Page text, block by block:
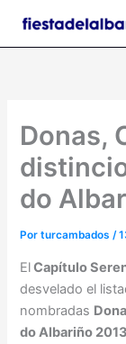
contenido
Donas,
do
Porturcambados/
ElCapítulo
desvelado el
nombradas
do Albariño